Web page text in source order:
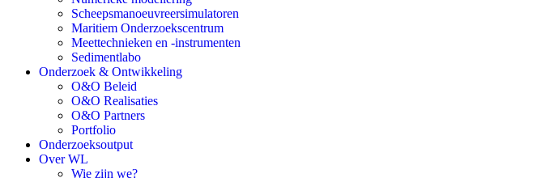
Scheepsmanoeuvreersimulatoren
Maritiem Onderzoekscentrum
Meettechnieken en -instrumenten
Sedimentlabo
Onderzoek & Ontwikkeling
O&O Beleid
O&O Realisaties
O&O Partners
Portfolio
Onderzoeksoutput
Over WL
Wie zijn we?